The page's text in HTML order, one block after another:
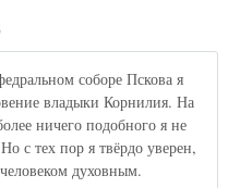
соборе Пскова я
владыки Корнилия. На
ничего подобного я не
с тех пор я твёрдо уверен,
духовным.